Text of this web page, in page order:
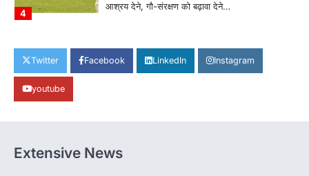
4
आश्रय देने, गौ-संरक्षण को बढ़ावा देने…
CG: शराब दुकानों में गड़बड़ी पर आबकारी
विभाग का बड़ा एक्शन
बिक्री और अन्य गंभीर अनियमितताओं के…
CHHATTISGARH
Twitter Facebook LinkedIn Instagram
youtube
Extensive News